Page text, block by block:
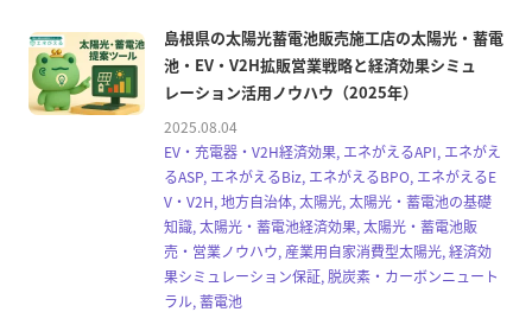
島根県の太陽光蓄電池販売施工店の太陽光・蓄電
池・EV・V2H拡販営業戦略と経済効果シミュ
レーション活用ノウハウ（2025年）
2025.08.04
EV・充電器・V2H経済効果, エネがえるAPI, エネがえ
るASP, エネがえるBiz, エネがえるBPO, エネがえるE
V・V2H, 地方自治体, 太陽光, 太陽光・蓄電池の基礎
知識, 太陽光・蓄電池経済効果, 太陽光・蓄電池販
売・営業ノウハウ, 産業用自家消費型太陽光, 経済効
果シミュレーション保証, 脱炭素・カーボンニュート
ラル, 蓄電池